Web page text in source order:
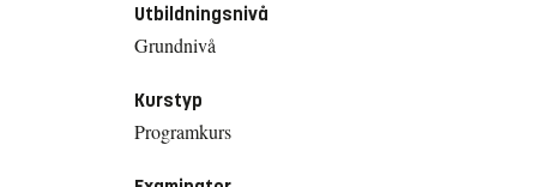
Utbildningsnivå
Grundnivå
Kurstyp
Programkurs